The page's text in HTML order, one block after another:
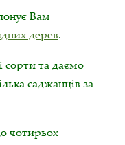
Вам
дерев.
сорти та даємо
саджанців за
чотирьох